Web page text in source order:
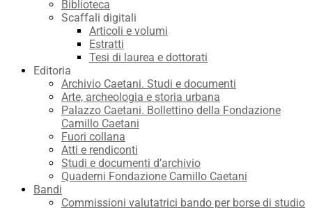
Biblioteca
Scaffali digitali
Articoli e volumi
Estratti
Tesi di laurea e dottorati
Editoria
Archivio Caetani. Studi e documenti
Arte, archeologia e storia urbana
Palazzo Caetani. Bollettino della Fondazione
Camillo Caetani
Fuori collana
Atti e rendiconti
Studi e documenti d’archivio
Quaderni Fondazione Camillo Caetani
Bandi
Commissioni valutatrici bando per borse di studio